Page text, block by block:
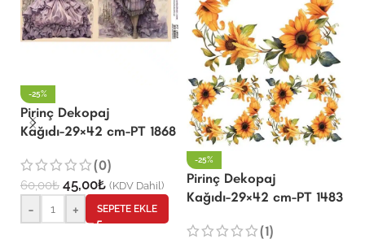
-25%
Pirinç Dekopaj
Kağıdı-29×42 cm-PT 1868
(0)
60,00₺ 45,00₺ (KDV Dahil)
- + SEPETE EKLE
-25%
Pirinç Dekopaj
Kağıdı-29×42 cm-PT 1483
(1)